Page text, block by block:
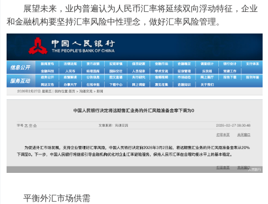
展望未来，业内普遍认为人民币汇率将延续双向浮动特征，企业
和金融机构要坚持汇率风险中性理念，做好汇率风险管理。
平衡外汇市场供需